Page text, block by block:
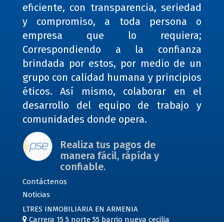
eficiente, con transparencia, seriedad
y compromiso, a toda persona o
empresa que lo requiera;
Correspondiendo a la confianza
brindada por estos, por medio de un
grupo con calidad humana y principios
éticos. Así mismo, colaborar en el
desarrollo del equipo de trabajo y
comunidades donde opera.
Realiza tus pagos de
manera fácil, rápída y
confiable.
Contáctenos
Noticias
LTRES INMOBILIARIA EN ARMENIA
Carrera 15 5 norte 55 barrio nueva cecilia